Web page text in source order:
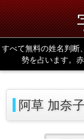
すべて無料の姓名判断
勢を占います。
阿草 加